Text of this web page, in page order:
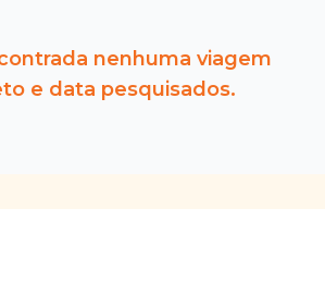
nenhuma viagem
e data pesquisados.